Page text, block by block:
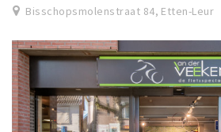
Bisschopsmolenstraat 84, Etten-Leur